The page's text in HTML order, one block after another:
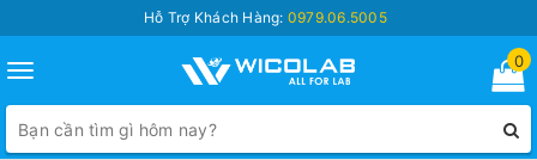
Hỗ Trợ Khách Hàng: 0979.06.5005
Toggle
navigation
0